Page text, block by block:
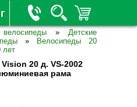
» Детские
»
Велосипеды 20
лет
20 д. VS-2002
рама